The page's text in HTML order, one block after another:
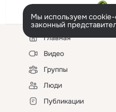
Мы используем cookie-
законный
Левая
колонкаГлавная
Видео
Группы
Люди
Публикации